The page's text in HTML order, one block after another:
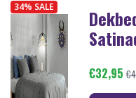
34% SALE
€32,95